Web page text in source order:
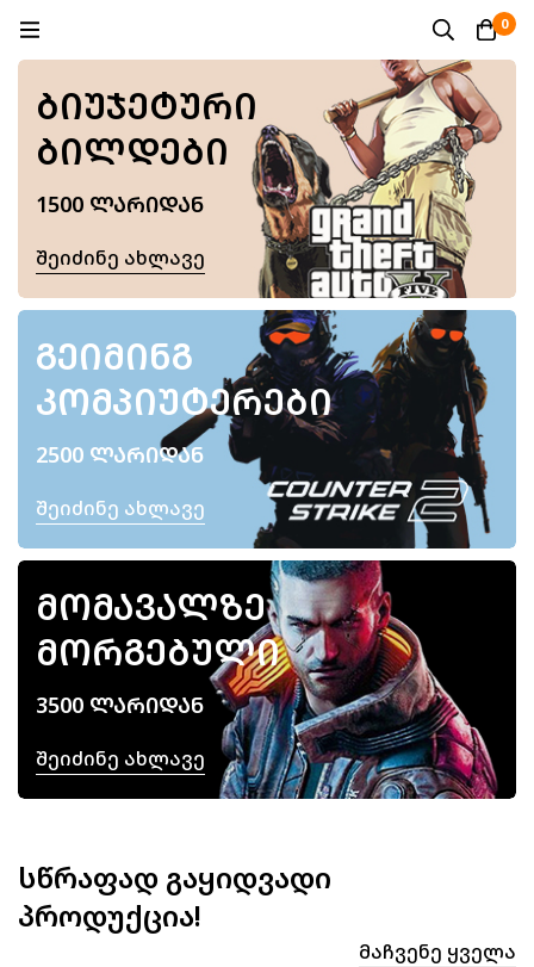
0
ᲑᲘᲣᲯᲔᲢᲣᲠᲘ
ᲑᲘᲚᲓᲔᲑᲘ
1500 ᲚᲐᲠᲘᲓᲐᲜ
Შეიძინე Ახლავე
ᲒᲔᲘᲛᲘᲜᲒ
ᲙᲝᲛᲞᲘᲣᲢᲔᲠᲔᲑᲘ
2500 ᲚᲐᲠᲘᲓᲐᲜ
Შეიძინე Ახლავე
ᲛᲝᲛᲐᲕᲐᲚᲖᲔ
ᲛᲝᲠᲒᲔᲑᲣᲚᲘ
3500 ᲚᲐᲠᲘᲓᲐᲜ
Შეიძინე Ახლავე
სწრაფად გაყიდვადი
პროდუქცია!
Მაჩვენე Ყველა